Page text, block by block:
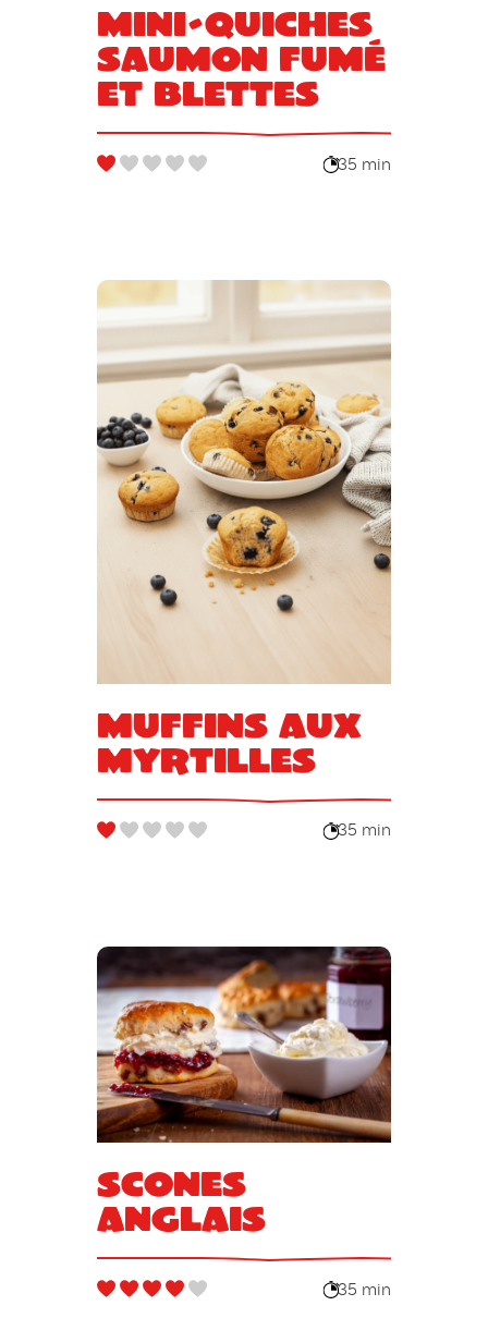
Mini-quiches
saumon fumé
et blettes
35 min
Muffins aux
myrtilles
35 min
Scones
anglais
35 min